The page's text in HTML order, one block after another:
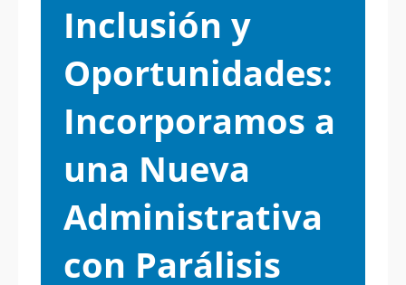
Inclusión y
Oportunidades:
Incorporamos a
una Nueva
Administrativa
con Parálisis